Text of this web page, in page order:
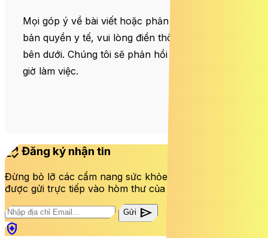
Mọi góp ý về bài viết hoặc phản ánh vi phạm
bản quyền y tế, vui lòng điền thông tin vào mẫu
bên dưới. Chúng tôi sẽ phản hồi trong vòng 24
giờ làm việc.
mark_email_read Đăng ký nhận tin
Đừng bỏ lỡ các cẩm nang sức khỏe và bài viết mới nhất
được gửi trực tiếp vào hòm thư của bạn mỗi tuần.
Gửi send
health_and_safety